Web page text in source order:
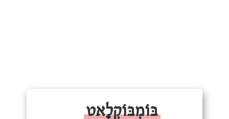
בּוֹמְבּוֹקְלָאט